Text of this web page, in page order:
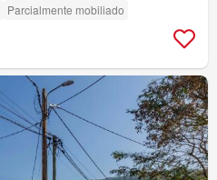
Parcialmente mobiliado